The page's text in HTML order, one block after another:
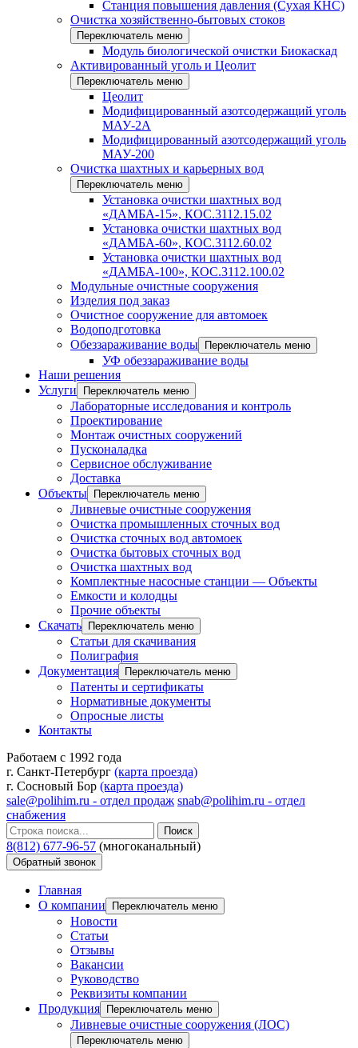
Станция повышения давления (Сухая КНС)
Очистка хозяйственно-бытовых стоков
Переключатель меню
Модуль биологической очистки Биокаскад
Активированный уголь и Цеолит
Переключатель меню
Цеолит
Модифицированный азотсодержащий уголь
МАУ-2А
Модифицированный азотсодержащий уголь
МАУ-200
Очистка шахтных и карьерных вод
Переключатель меню
Установка очистки шахтных вод
«ДАМБА-15», КОС.3112.15.02
Установка очистки шахтных вод
«ДАМБА-60», КОС.3112.60.02
Установка очистки шахтных вод
«ДАМБА-100», КОС.3112.100.02
Модульные очистные сооружения
Изделия под заказ
Очистное сооружение для автомоек
Водоподготовка
Обеззараживание воды
Переключатель меню
УФ обеззараживание воды
Наши решения
Услуги
Переключатель меню
Лабораторные исследования и контроль
Проектирование
Монтаж очистных сооружений
Пусконаладка
Сервисное обслуживание
Доставка
Объекты
Переключатель меню
Ливневые очистные сооружения
Очистка промышленных сточных вод
Очистка сточных вод автомоек
Очистка бытовых сточных вод
Очистка шахтных вод
Комплектные насосные станции — Объекты
Емкости и колодцы
Прочие объекты
Скачать
Переключатель меню
Статьи для скачивания
Полиграфия
Документация
Переключатель меню
Патенты и сертификаты
Нормативные документы
Опросные листы
Контакты
Работаем с 1992 года
г. Санкт-Петербург (карта проезда)
г. Сосновый Бор (карта проезда)
sale@polihim.ru - отдел продаж snab@polihim.ru - отдел
снабжения
Поиск
8(812) 677-96-57 (многоканальный)
Обратный звонок
Главная
О компании
Переключатель меню
Новости
Статьи
Отзывы
Вакансии
Руководство
Реквизиты компании
Продукция
Переключатель меню
Ливневые очистные сооружения (ЛОС)
Переключатель меню